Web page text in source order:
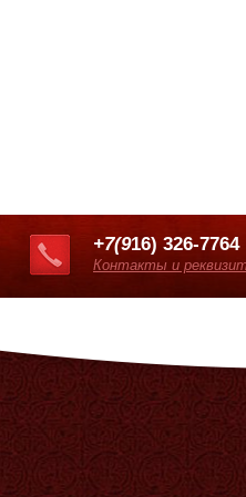
+7(916) 326-7764
Контакты и